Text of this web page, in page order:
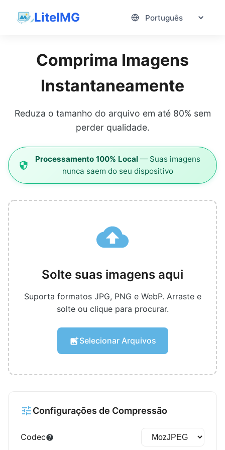
LiteIMG
Comprima Imagens
Instantaneamente
Reduza o tamanho do arquivo em até 80% sem
perder qualidade.
Processamento 100% Local— Suas imagens
nunca saem do seu dispositivo
Solte suas imagens aqui
Suporta formatos JPG, PNG e WebP. Arraste e
solte ou clique para procurar.
Selecionar Arquivos
Configurações de Compressão
Codec